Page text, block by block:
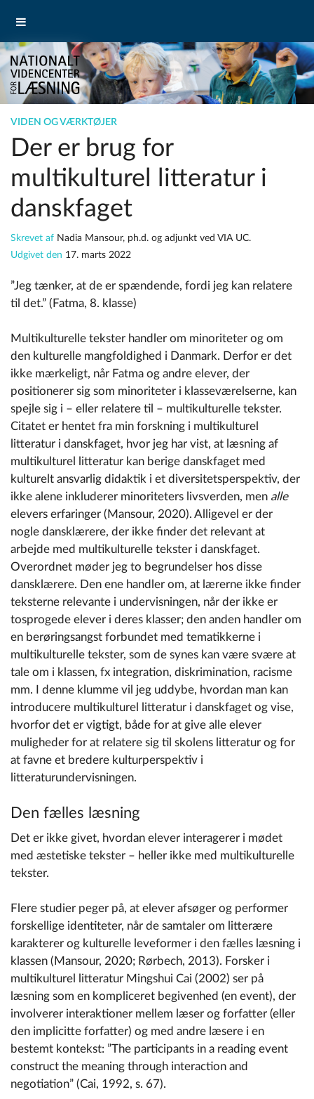
VIDEN OG VÆRKTØJER
Der er brug for
multikulturel litteratur i
danskfaget
Skrevet af Nadia Mansour, ph.d. og adjunkt ved VIA UC.
Udgivet den 17. marts 2022
”Jeg tænker, at de er spændende, fordi jeg kan relatere
til det.” (Fatma, 8. klasse)
Multikulturelle tekster handler om minoriteter og om
den kulturelle mangfoldighed i Danmark. Derfor er det
ikke mærkeligt, når Fatma og andre elever, der
positionerer sig som minoriteter i klasseværelserne, kan
spejle sig i – eller relatere til – multikulturelle tekster.
Citatet er hentet fra min forskning i multikulturel
litteratur i danskfaget, hvor jeg har vist, at læsning af
multikulturel litteratur kan berige danskfaget med
kulturelt ansvarlig didaktik i et diversitetsperspektiv, der
ikke alene inkluderer minoriteters livsverden, men alle
elevers erfaringer (Mansour, 2020). Alligevel er der
nogle dansklærere, der ikke finder det relevant at
arbejde med multikulturelle tekster i danskfaget.
Overordnet møder jeg to begrundelser hos disse
dansklærere. Den ene handler om, at lærerne ikke finder
teksterne relevante i undervisningen, når der ikke er
tosprogede elever i deres klasser; den anden handler om
en berøringsangst forbundet med tematikkerne i
multikulturelle tekster, som de synes kan være svære at
tale om i klassen, fx integration, diskrimination, racisme
mm. I denne klumme vil jeg uddybe, hvordan man kan
introducere multikulturel litteratur i danskfaget og vise,
hvorfor det er vigtigt, både for at give alle elever
muligheder for at relatere sig til skolens litteratur og for
at favne et bredere kulturperspektiv i
litteraturundervisningen.
Den fælles læsning
Det er ikke givet, hvordan elever interagerer i mødet
med æstetiske tekster – heller ikke med multikulturelle
tekster.
Flere studier peger på, at elever afsøger og performer
forskellige identiteter, når de samtaler om litterære
karakterer og kulturelle leveformer i den fælles læsning i
klassen (Mansour, 2020; Rørbech, 2013). Forsker i
multikulturel litteratur Mingshui Cai (2002) ser på
læsning som en kompliceret begivenhed (en event), der
involverer interaktioner mellem læser og forfatter (eller
den implicitte forfatter) og med andre læsere i en
bestemt kontekst: ”The participants in a reading event
construct the meaning through interaction and
negotiation” (Cai, 1992, s. 67).